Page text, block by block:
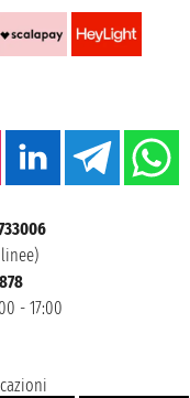
- 17:00